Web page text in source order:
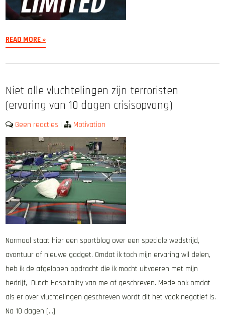
READ MORE »
Niet alle vluchtelingen zijn terroristen
(ervaring van 10 dagen crisisopvang)
Geen reacties | Motivation
Normaal staat hier een sportblog over een speciale wedstrijd,
avontuur of nieuwe gadget. Omdat ik toch mijn ervaring wil delen,
heb ik de afgelopen opdracht die ik mocht uitvoeren met mijn
bedrijf, Dutch Hospitality van me af geschreven. Mede ook omdat
als er over vluchtelingen geschreven wordt dit het vaak negatief is.
Na 10 dagen […]